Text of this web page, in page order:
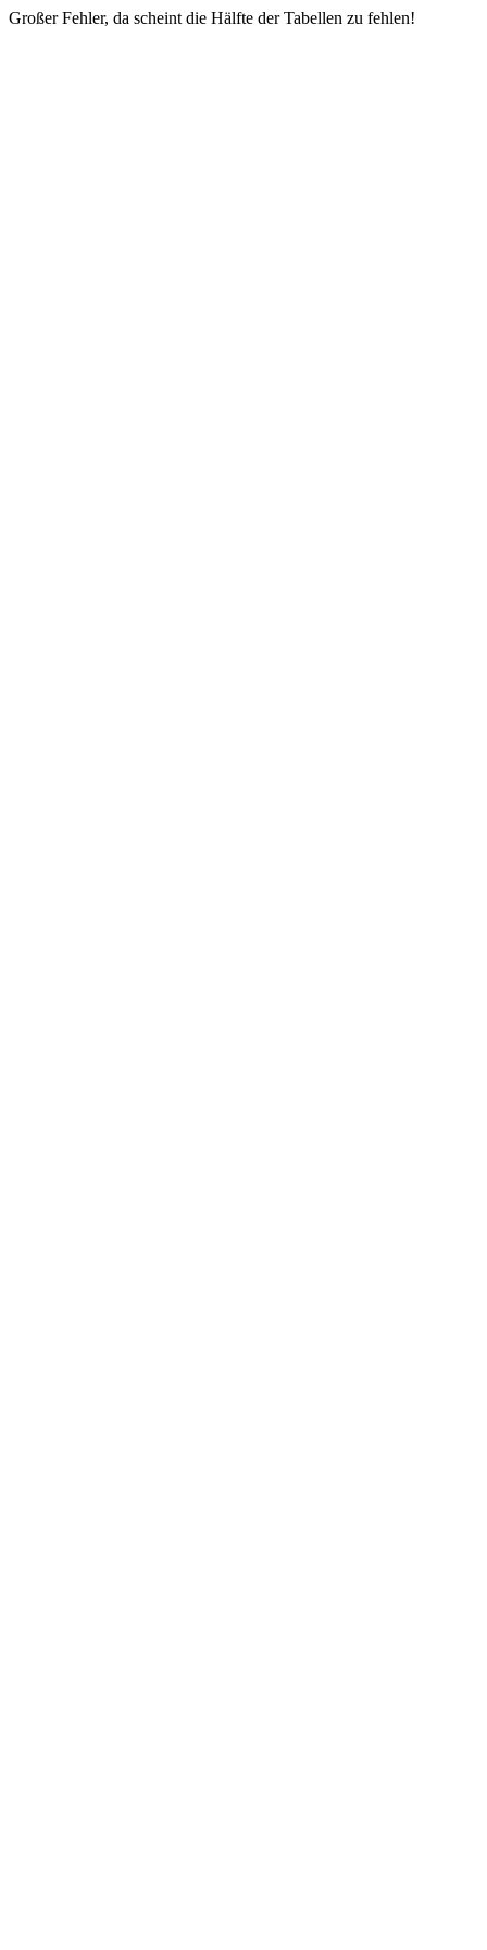
Großer Fehler, da scheint die Hälfte der Tabellen zu fehlen!